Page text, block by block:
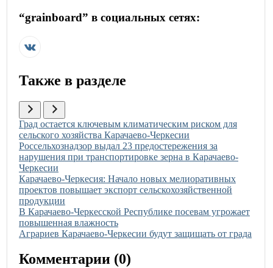
“grainboard” в социальных сетях:
Также в разделе
Иллюстрация новости
Град остается ключевым климатическим риском для
сельского хозяйства Карачаево-Черкесии
Иллюстрация новости
Россельхознадзор выдал 23 предостережения за
нарушения при транспортировке зерна в Карачаево-
Черкесии
Иллюстрация новости
Карачаево-Черкесия: Начало новых мелиоративных
проектов повышает экспорт сельскохозяйственной
продукции
Иллюстрация новости
В Карачаево-Черкесской Республике посевам угрожает
повышенная влажность
Иллюстрация новости
Аграриев Карачаево-Черкесии будут защищать от града
Комментарии (0)